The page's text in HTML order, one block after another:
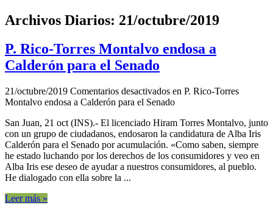
Archivos Diarios: 21/octubre/2019
P. Rico-Torres Montalvo endosa a
Calderón para el Senado
21/octubre/2019 Comentarios desactivados en P. Rico-Torres
Montalvo endosa a Calderón para el Senado
San Juan, 21 oct (INS).- El licenciado Hiram Torres Montalvo, junto
con un grupo de ciudadanos, endosaron la candidatura de Alba Iris
Calderón para el Senado por acumulación. «Como saben, siempre
he estado luchando por los derechos de los consumidores y veo en
Alba Iris ese deseo de ayudar a nuestros consumidores, al pueblo.
He dialogado con ella sobre la ...
Leer más »